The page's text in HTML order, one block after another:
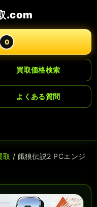
.com
0
買取価格検索
よくある質問
取 / 餓狼伝説2 PCエンジ